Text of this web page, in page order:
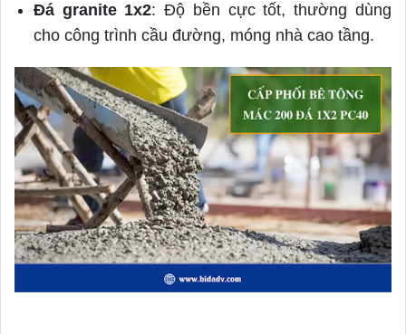
Đá granite 1x2: Độ bền cực tốt, thường dùng
cho công trình cầu đường, móng nhà cao tầng.